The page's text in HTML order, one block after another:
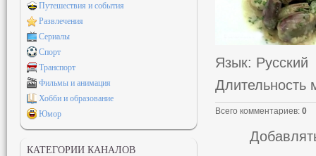
Язык: Русский
Длительность
Всего комментариев: 0
Путешествия и события
Развлечения
Сериалы
Спорт
Транспорт
Фильмы и анимация
Хобби и образование
Юмор
КАТЕГОРИИ КАНАЛОВ